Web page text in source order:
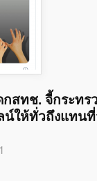
สทช. จี้กระทร
น์ให้ทั่วถึงแทนที่